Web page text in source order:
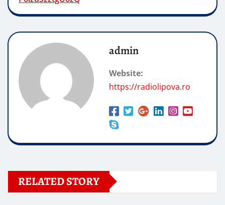
admin
Website:
https://radiolipova.ro
RELATED STORY